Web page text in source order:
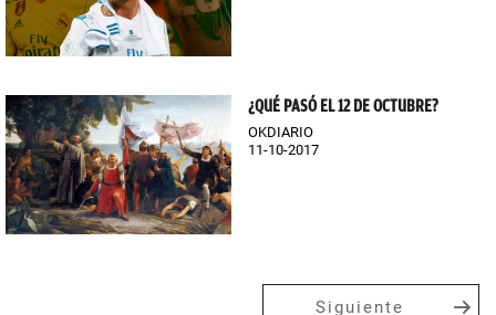
¿QUÉ PASÓ EL 12 DE OCTUBRE?
OKDIARIO
11-10-2017
Siguiente